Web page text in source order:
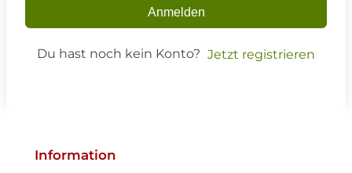
Anmelden
Du hast noch kein Konto? Jetzt registrieren
Information